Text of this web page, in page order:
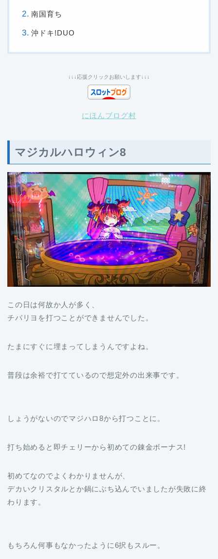
南国育ち
沖ドキ!DUO
↓↓↓応援クリックお願いします↓↓↓
にほんブログ村
マジカルハロウィン8
この日は何故か人が多く、
チバリヨを打つことができませんでした。
たまにすぐに埋まってしまうんですよね。
普段は余裕で打てているので想定外の出来事です。
しょうがないのでマジハロ8から打つことに。
打ち始めると即チェリーから初めての錬金ボーナス!
初めてなのでよくわかりませんが、
デカいクリスタルとか鍋にぶち込んでいましたが失敗に終
わります。
もちろん何事もなかったように6択もスルー。